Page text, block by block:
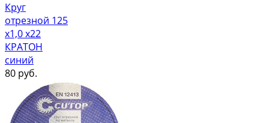
Круг
отрезной 125
х1,0 х22
КРАТОН
синий
80 руб.